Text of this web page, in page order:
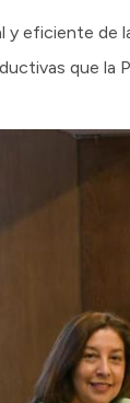
y eficiente de
que la